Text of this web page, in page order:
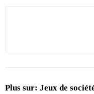
Plus sur: Jeux de